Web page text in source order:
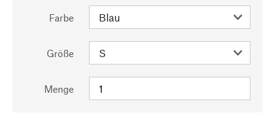
Farbe
Größe
Menge